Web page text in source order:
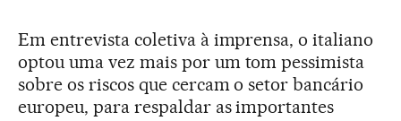
Em entrevista coletiva à imprensa, o italiano
optou uma vez mais por um tom pessimista
sobre os riscos que cercam o setor bancário
europeu, para respaldar as importantes